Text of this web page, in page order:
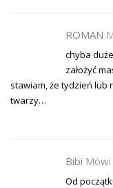
ROMAN
chyba
założyć
stawiam, że tydzień lub
twarzy…
Bibi Mówi
Od